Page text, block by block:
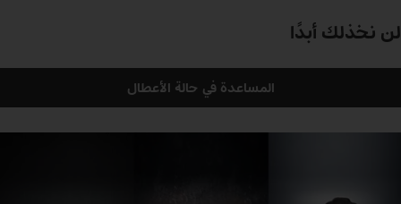
لن نخذلك أبدًا
المساعدة في حالة الأعطال